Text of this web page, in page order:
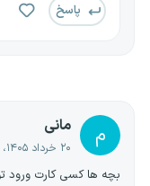
پاسخ
م مانی
۲۰ خرداد ۱۴۰۵، ۱۰:۴۸
بچه ها کسی کارت ورود